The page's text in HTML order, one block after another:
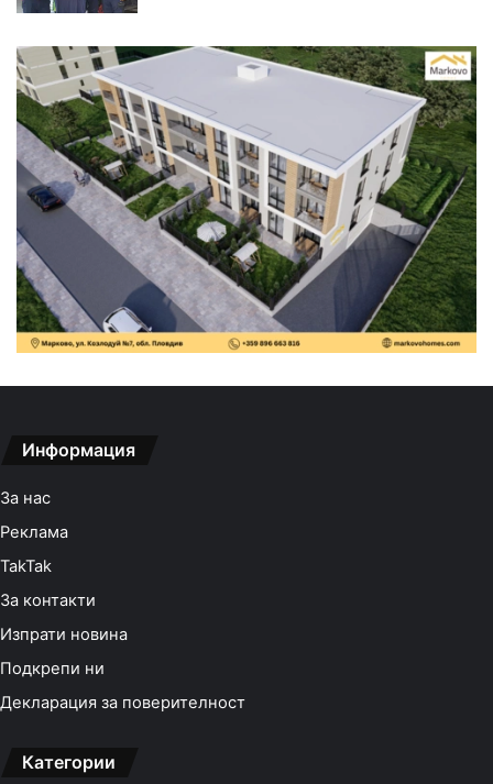
Информация
За нас
Реклама
TakTak
За контакти
Изпрати новина
Подкрепи ни
Декларация за поверителност
Категории